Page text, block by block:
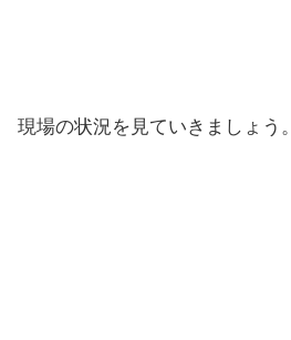
現場の状況を見ていきましょう。